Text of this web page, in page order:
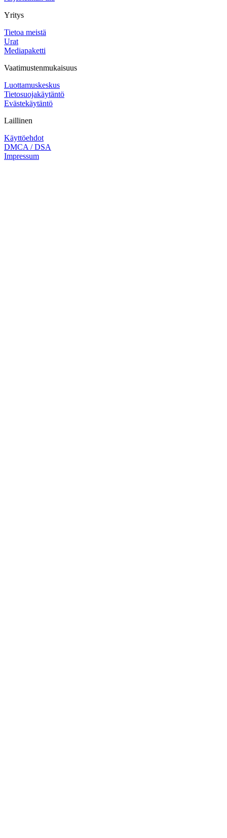
Yritys
Tietoa meistä
Urat
Mediapaketti
Vaatimustenmukaisuus
Luottamuskeskus
Tietosuojakäytäntö
Evästekäytäntö
Laillinen
Käyttöehdot
DMCA / DSA
Impressum